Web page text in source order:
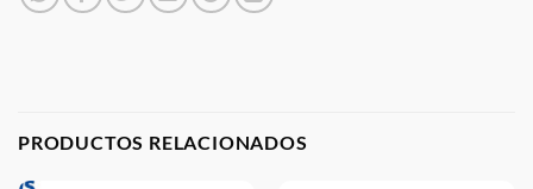
PRODUCTOS RELACIONADOS